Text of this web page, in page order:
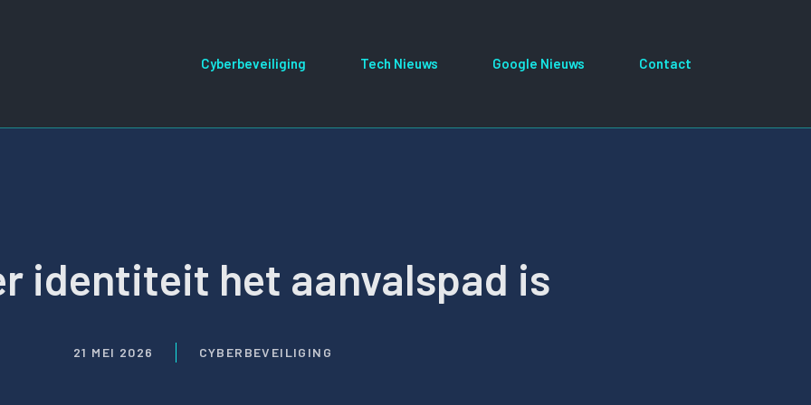
Cyberbeveiliging Tech Nieuws Google Nieuws Contact
identiteit het aanvalspad is
21 MEI 2026 CYBERBEVEILIGING